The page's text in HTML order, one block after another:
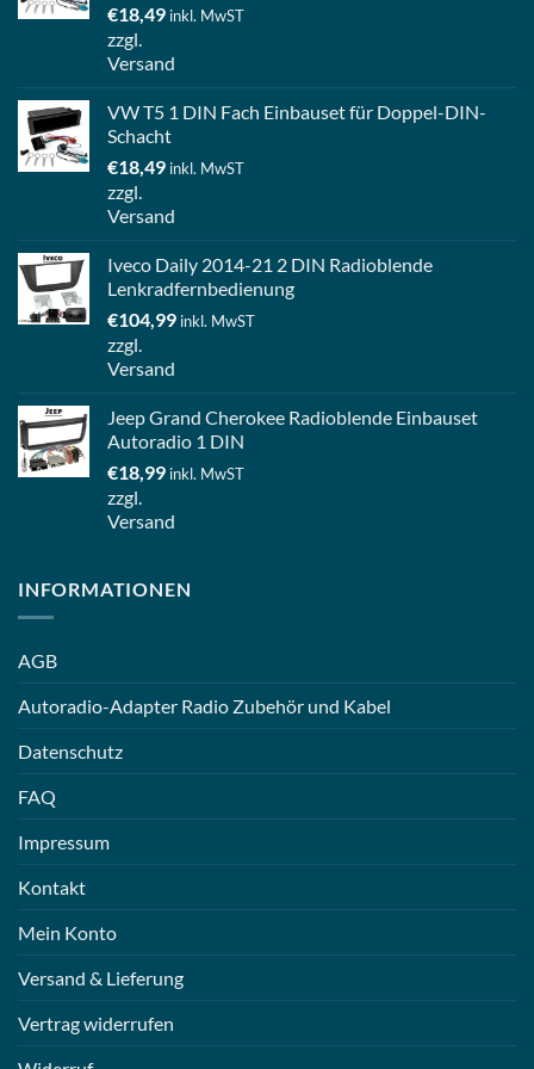
€18,49 inkl. MwST
zzgl.
Versand
VW T5 1 DIN Fach Einbauset für Doppel-DIN-
Schacht
€18,49 inkl. MwST
zzgl.
Versand
Iveco Daily 2014-21 2 DIN Radioblende
Lenkradfernbedienung
€104,99 inkl. MwST
zzgl.
Versand
Jeep Grand Cherokee Radioblende Einbauset
Autoradio 1 DIN
€18,99 inkl. MwST
zzgl.
Versand
INFORMATIONEN
AGB
Autoradio-Adapter Radio Zubehör und Kabel
Datenschutz
FAQ
Impressum
Kontakt
Mein Konto
Versand & Lieferung
Vertrag widerrufen